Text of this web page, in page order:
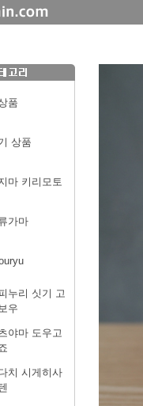
품
상품
마 키리모토
가마
누리 싯기 고
우
야마 도우고
치 시게히사